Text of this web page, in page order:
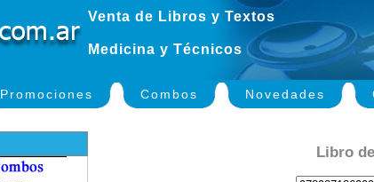
Venta de Libros y Textos
Medicina y Técnicos
Promociones Combos Novedades
Libro